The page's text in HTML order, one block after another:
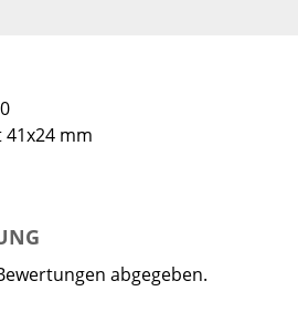
mm
abgegeben.